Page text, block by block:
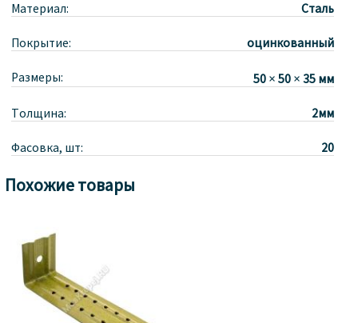
Материал: Сталь
Покрытие: оцинкованный
Размеры: 50 × 50 × 35 мм
Толщина: 2мм
Фасовка, шт: 20
Похожие товары